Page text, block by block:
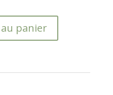
panier